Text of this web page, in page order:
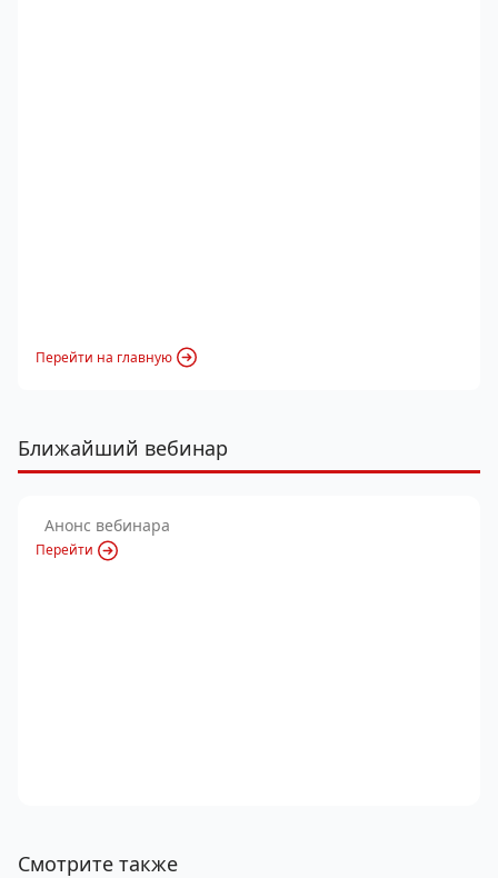
Перейти на главную
Ближайший вебинар
Анонс вебинара
Перейти
Смотрите также